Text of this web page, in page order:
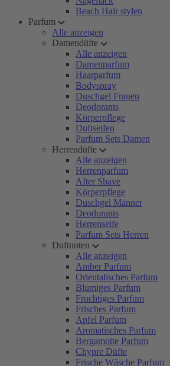
Beach Hair stylen
Parfum
Alle anzeigen
Damendüfte
Alle anzeigen
Damenparfum
Haarparfum
Bodyspray
Duschgel Frauen
Deodorants
Körperpflege
Duftseifen
Parfum Sets Damen
Herrendüfte
Alle anzeigen
Herrenparfum
After Shave
Körperpflege
Duschgel Männer
Deodorants
Herrenseife
Parfum Sets Herren
Duftnoten
Alle anzeigen
Amber Parfum
Orientalisches Parfum
Blumiges Parfum
Fruchtiges Parfum
Frisches Parfum
Apfel Parfum
Aromatisches Parfum
Bergamotte Parfum
Chypre Düfte
Frische Wäsche Parfum